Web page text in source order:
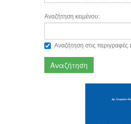
Αναζήτηση κειμένου:
Αναζήτηση στις περιγραφές
Αναζήτηση